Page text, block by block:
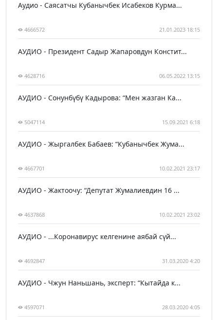
Аудио - Саясатчы Кубанычбек Исабеков Курма...
4666572 21.01.2023 18:15
АУДИО - Президент Садыр Жапаровдун Констит...
4628716 06.05.2022 13:15
АУДИО - Сонунбүбү Кадырова: “Мен жазган Ка...
5047114 15.09.2021 6:18
АУДИО - Жыргалбек Бабаев: “Кубанычбек Жума...
4667701 10.02.2021 23:17
АУДИО - Жактоочу: “Депутат Жумалиевдин 16 ...
4637868 10.02.2021 23:02
АУДИО - ...Коронавирус келгенине аябай сүй...
4692847 31.03.2020 4:20
АУДИО - Чжун Наньшань, эксперт: “Кытайда к...
4597071 28.03.2020 4:05